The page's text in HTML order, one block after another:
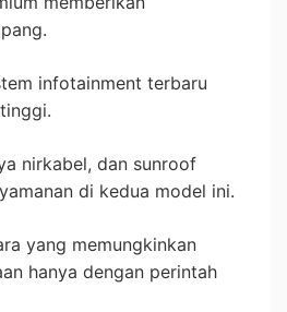
infotainment terbaru
nirkabel, dan sunroof
di kedua model ini.
yang memungkinkan
hanya dengan perintah